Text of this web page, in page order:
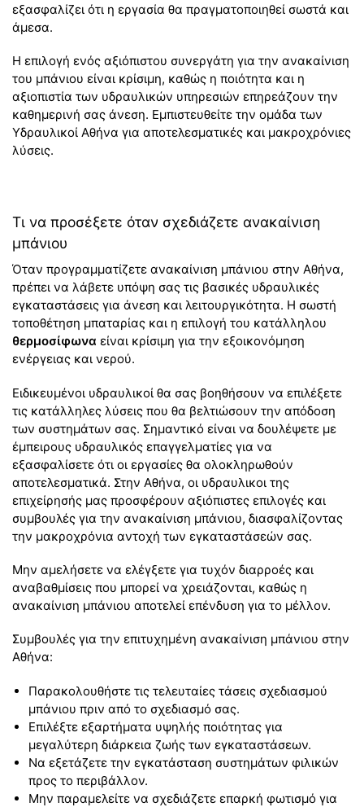
εξασφαλίζει ότι η εργασία θα πραγματοποιηθεί σωστά και
άμεσα.
Η επιλογή ενός αξιόπιστου συνεργάτη για την ανακαίνιση
του μπάνιου είναι κρίσιμη, καθώς η ποιότητα και η
αξιοπιστία των υδραυλικών υπηρεσιών επηρεάζουν την
καθημερινή σας άνεση. Εμπιστευθείτε την ομάδα των
Υδραυλικοί Αθήνα για αποτελεσματικές και μακροχρόνιες
λύσεις.
Τι να προσέξετε όταν σχεδιάζετε ανακαίνιση
μπάνιου
Όταν προγραμματίζετε ανακαίνιση μπάνιου στην Αθήνα,
πρέπει να λάβετε υπόψη σας τις βασικές υδραυλικές
εγκαταστάσεις για άνεση και λειτουργικότητα. Η σωστή
τοποθέτηση μπαταρίας και η επιλογή του κατάλληλου
θερμοσίφωνα είναι κρίσιμη για την εξοικονόμηση
ενέργειας και νερού.
Ειδικευμένοι υδραυλικοί θα σας βοηθήσουν να επιλέξετε
τις κατάλληλες λύσεις που θα βελτιώσουν την απόδοση
των συστημάτων σας. Σημαντικό είναι να δουλέψετε με
έμπειρους υδραυλικός επαγγελματίες για να
εξασφαλίσετε ότι οι εργασίες θα ολοκληρωθούν
αποτελεσματικά. Στην Αθήνα, οι υδραυλικοι της
επιχείρησής μας προσφέρουν αξιόπιστες επιλογές και
συμβουλές για την ανακαίνιση μπάνιου, διασφαλίζοντας
την μακροχρόνια αντοχή των εγκαταστάσεών σας.
Μην αμελήσετε να ελέγξετε για τυχόν διαρροές και
αναβαθμίσεις που μπορεί να χρειάζονται, καθώς η
ανακαίνιση μπάνιου αποτελεί επένδυση για το μέλλον.
Συμβουλές για την επιτυχημένη ανακαίνιση μπάνιου στην
Αθήνα:
Παρακολουθήστε τις τελευταίες τάσεις σχεδιασμού
μπάνιου πριν από το σχεδιασμό σας.
Επιλέξτε εξαρτήματα υψηλής ποιότητας για
μεγαλύτερη διάρκεια ζωής των εγκαταστάσεων.
Να εξετάζετε την εγκατάσταση συστημάτων φιλικών
προς το περιβάλλον.
Μην παραμελείτε να σχεδιάζετε επαρκή φωτισμό για